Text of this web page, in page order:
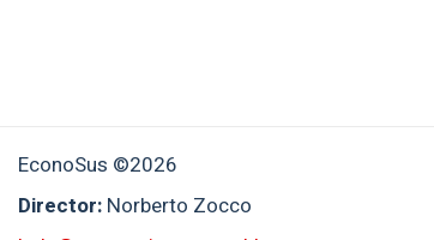
EconoSus ©2026
Director: Norberto Zocco